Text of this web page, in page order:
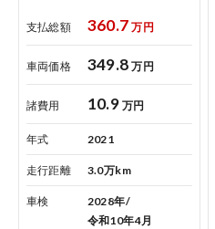
支払総額 360.7 万円
車両価格 349.8 万円
諸費用 10.9 万円
年式 2021
走行距離 3.0万km
車検
2028年/
令和10年4月